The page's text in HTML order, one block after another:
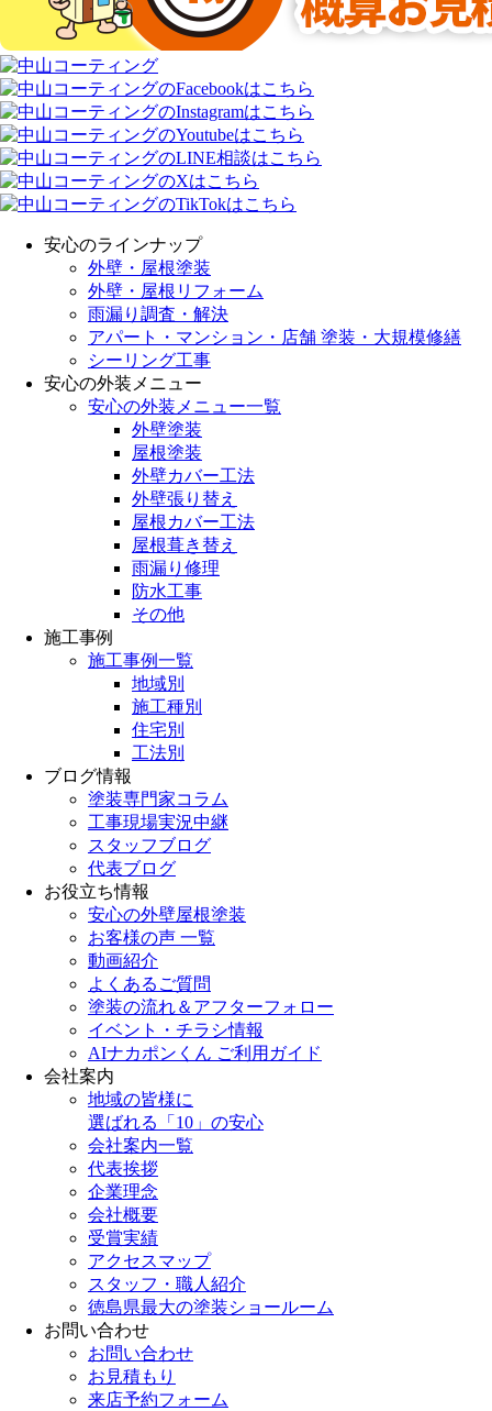
安心のラインナップ
外壁・屋根塗装
外壁・屋根リフォーム
雨漏り調査・解決
アパート・マンション・店舗 塗装・大規模修繕
シーリング工事
安心の外装メニュー
安心の外装メニュー一覧
外壁塗装
屋根塗装
外壁カバー工法
外壁張り替え
屋根カバー工法
屋根葺き替え
雨漏り修理
防水工事
その他
施工事例
施工事例一覧
地域別
施工種別
住宅別
工法別
ブログ情報
塗装専門家コラム
工事現場実況中継
スタッフブログ
代表ブログ
お役立ち情報
安心の外壁屋根塗装
お客様の声 一覧
動画紹介
よくあるご質問
塗装の流れ＆アフターフォロー
イベント・チラシ情報
AIナカポンくん ご利用ガイド
会社案内
地域の皆様に
選ばれる「10」の安心
会社案内一覧
代表挨拶
企業理念
会社概要
受賞実績
アクセスマップ
スタッフ・職人紹介
徳島県最大の塗装ショールーム
お問い合わせ
お問い合わせ
お見積もり
来店予約フォーム